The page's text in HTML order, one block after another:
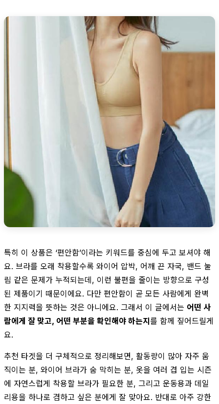
특히 이 상품은 ‘편안함’이라는 키워드를 중심에 두고 보셔야 해
요. 브라를 오래 착용할수록 와이어 압박, 어깨 끈 자국, 밴드 눌
림 같은 문제가 누적되는데, 이런 불편을 줄이는 방향으로 구성
된 제품이기 때문이에요. 다만 편안함이 곧 모든 사람에게 완벽
한 지지력을 뜻하는 것은 아니에요. 그래서 이 글에서는 어떤 사
람에게 잘 맞고, 어떤 부분을 확인해야 하는지를 함께 짚어드릴게
요.
추천 타겟을 더 구체적으로 정리해보면, 활동량이 많아 자주 움
직이는 분, 와이어 브라가 숨 막히는 분, 옷을 여러 겹 입는 시즌
에 자연스럽게 착용할 브라가 필요한 분, 그리고 운동용과 데일
리용을 하나로 겸하고 싶은 분에게 잘 맞아요. 반대로 아주 강한